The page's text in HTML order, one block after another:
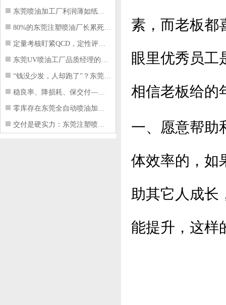
东莞喷油加工厂利润薄如纸？这四项基本
80%的东莞注塑喷油厂长累死累活，利
定量考核盯紧QCD，定性评价看好配合
东莞UV喷油工厂品质经理的四项核心管
“钱没少发，人却跑了”？东莞注塑喷油
稳良率、降损耗、保交付——东莞这家U
零库存在东莞全自动喷油加工厂不可行的
交付是硬实力：东莞注塑喷油厂如何用齐
素，而老板都
眼里优秀员工
相信老板给的
一、愿意帮助
体效率的，如
助其它人成长
能提升，这样